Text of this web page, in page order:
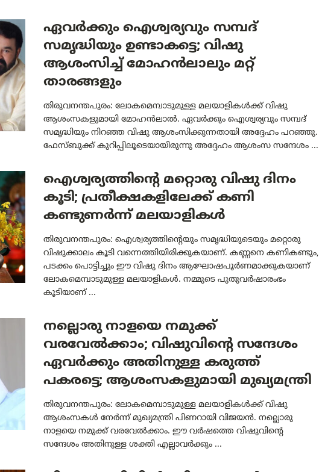
ഏവർക്കും ഐശ്വര്യവും സമ്പദ്
സമൃദ്ധിയും ഉണ്ടാകട്ടെ; വിഷു
ആശംസിച്ച് മോഹൻലാലും മറ്റ്
താരങ്ങളും
തിരുവനന്തപുരം: ലോകമെമ്പാടുമുള്ള മലയാളികൾക്ക് വിഷു
ആശംസകളുമായി മോഹൻലാൽ. ഏവർക്കും ഐശ്വര്യവും സമ്പദ്
സമൃദ്ധിയും നിറഞ്ഞ വിഷു ആശംസിക്കുന്നതായി അദ്ദേഹം പറഞ്ഞു.
ഫേസ്ബുക്ക് കുറിപ്പിലൂടെയായിരുന്നു അദ്ദേഹം ആശംസ സന്ദേശം ...
ഐശ്വര്യത്തിന്റെ മറ്റൊരു വിഷു ദിനം
കൂടി; പ്രതീക്ഷകളിലേക്ക് കണി
കണ്ടുണർന്ന് മലയാളികൾ
തിരുവനന്തപുരം: ഐശ്വര്യത്തിന്റെയും സമൃദ്ധിയുടെയും മറ്റൊരു
വിഷുക്കാലം കൂടി വന്നെത്തിയിരിക്കുകയാണ്. കണ്ണനെ കണികണ്ടും,
പടക്കം പൊട്ടിച്ചും ഈ വിഷു ദിനം ആഘോഷപൂർണമാക്കുകയാണ്
ലോകമെമ്പാടുമുള്ള മലയാളികൾ. നമ്മുടെ പുതുവർഷാരംഭം
കൂടിയാണ് ...
നല്ലൊരു നാളയെ നമുക്ക്
വരവേൽക്കാം; വിഷുവിന്റെ സന്ദേശം
ഏവർക്കും അതിനുള്ള കരുത്ത്
പകരട്ടെ; ആശംസകളുമായി മുഖ്യമന്ത്രി
തിരുവനന്തപുരം: ലോകമെമ്പാടുമുള്ള മലയാളികൾക്ക് വിഷു
ആശംസകൾ നേർന്ന് മുഖ്യമന്ത്രി പിണറായി വിജയൻ. നല്ലൊരു
നാളയെ നമുക്ക് വരവേൽക്കാം. ഈ വർഷത്തെ വിഷുവിന്റെ
സന്ദേശം അതിനുള്ള ശക്തി എല്ലാവർക്കും ...